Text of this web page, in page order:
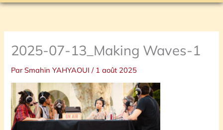
2025-07-13_Making Waves-1
ParSmahïn YAHYAOUI/ 1 août 2025